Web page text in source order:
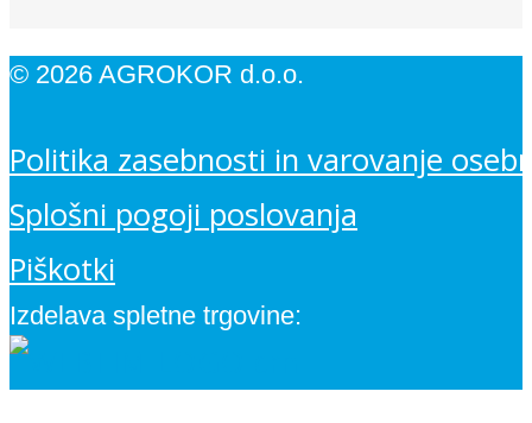
© 2026 AGROKOR d.o.o.
Politika zasebnosti in varovanje
Splošni pogoji poslovanja
Piškotki
Izdelava spletne trgovine: